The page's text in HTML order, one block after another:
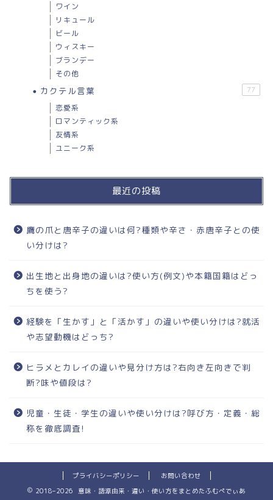
ワイン
リキュール
ビール
ウィスキー
ブランデー
その他
カクテル言葉 77
恋愛系
ロマンティック系
友情系
ユニーク系
最近の投稿
鷹の爪と唐辛子の違いは何?種類や辛さ・赤唐辛子との使
い分けは?
出生地と出身地の違いは?使い方(例文)や本籍国籍はどっ
ちを使う?
経験を「生かす」と「活かす」の違いや使い分けは?就活
や志望動機はどっち?
ヒラメとカレイの違いや見分け方は?右向き左向きで判
断?味や値段は?
児童・生徒・学生の違いや使い分けは?呼び方・定義・総
称を徹底調査!
プライバシーポリシー
お問い合わせ
2018–2026 意味・語源由来・違い・使い方をまとめたふむぺでぃあ